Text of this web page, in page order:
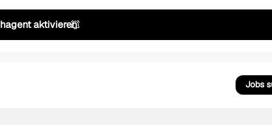
aktivieren
Jobs